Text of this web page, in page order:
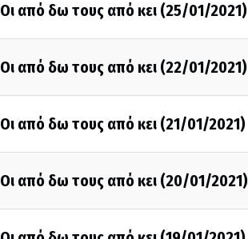
Οι από δω τους από κει (25/01/2021)
Οι από δω τους από κει (22/01/2021)
Οι από δω τους από κει (21/01/2021)
Οι από δω τους από κει (20/01/2021)